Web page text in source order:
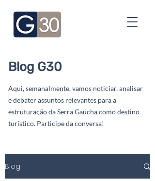
Blog G30
Aqui, semanalmente, vamos noticiar, analisar
e debater assuntos relevantes para a
estruturação da Serra Gaúcha como destino
turístico. Participe da conversa!
Blog